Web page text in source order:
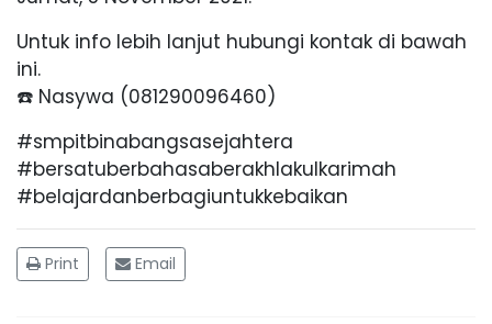
Untuk info lebih lanjut hubungi kontak di bawah
ini.
☎️ Nasywa (081290096460)
#smpitbinabangsasejahtera
#bersatuberbahasaberakhlakulkarimah
#belajardanberbagiuntukkebaikan
Print Email